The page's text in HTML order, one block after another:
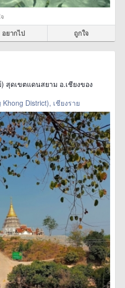
อยากไป ถูกใจ
สุดเขตแดนสยาม อ.เชียงของ
District), เชียงราย